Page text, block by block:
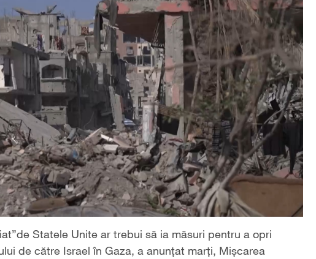
Statele Unite ar trebui să ia măsuri pentru a opri
de către Israel în Gaza, a anunțat marți, Mișcarea